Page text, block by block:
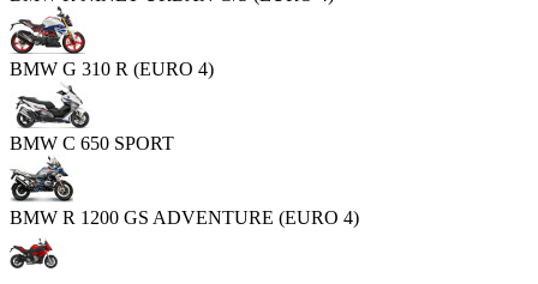
BMW G 310 R (EURO 4)
BMW C 650 SPORT
BMW R 1200 GS ADVENTURE (EURO 4)